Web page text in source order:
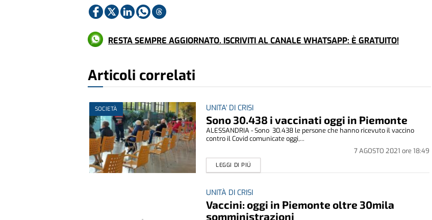
RESTA SEMPRE AGGIORNATO. ISCRIVITI AL CANALE WHATSAPP: È GRATUITO!
Articoli correlati
SOCIETÀ UNITA' DI CRISI
Sono 30.438 i vaccinati oggi in Piemonte
7 AGOSTO 2021 ore 18:49
ALESSANDRIA - Sono 30.438 le persone che hanno ricevuto il vaccino
contro il Covid comunicate oggi,...
LEGGI DI PIÚ
UNITÀ DI CRISI
Vaccini: oggi in Piemonte oltre 30mila
somministrazioni